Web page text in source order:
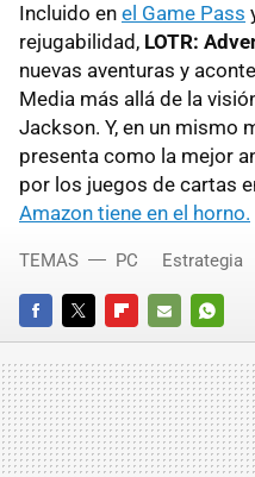
Incluido en el Game Pass
rejugabilidad, LOTR:
nuevas aventuras y
Media más allá de la
Jackson. Y, en un mismo
presenta como la mejor
por los juegos de cartas
Amazon tiene en el horno.
FACEBOOKTWITTERFLIPBOARD
E-
MAIL
TEMAS PC Estrategia